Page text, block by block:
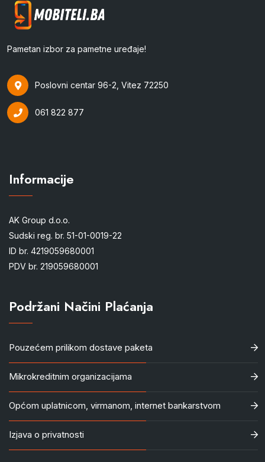
Pametan izbor za pametne uređaje!
Poslovni centar 96-2, Vitez 72250
061 822 877
Informacije
AK Group d.o.o.
Sudski reg. br. 51-01-0019-22
ID br. 4219059680001
PDV br. 219059680001
Podržani Načini Plaćanja
Pouzećem prilikom dostave paketa
Mikrokreditnim organizacijama
Općom uplatnicom, virmanom, internet bankarstvom
Izjava o privatnosti